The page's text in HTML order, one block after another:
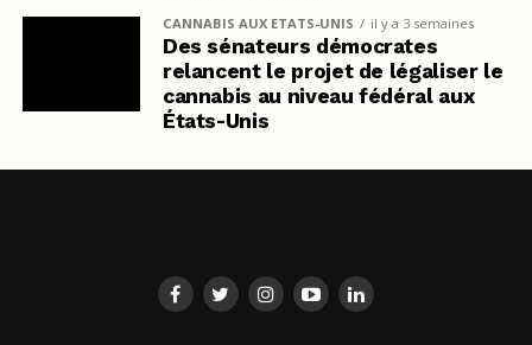
CANNABIS AUX ETATS-UNIS il y a 3 semaines
Des sénateurs démocrates
relancent le projet de légaliser le
cannabis au niveau fédéral aux
États-Unis